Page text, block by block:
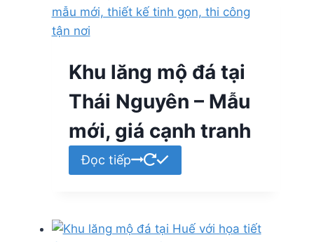
Khu lăng mộ đá tại
Thái Nguyên – Mẫu
mới, giá cạnh tranh
Đọc tiếp